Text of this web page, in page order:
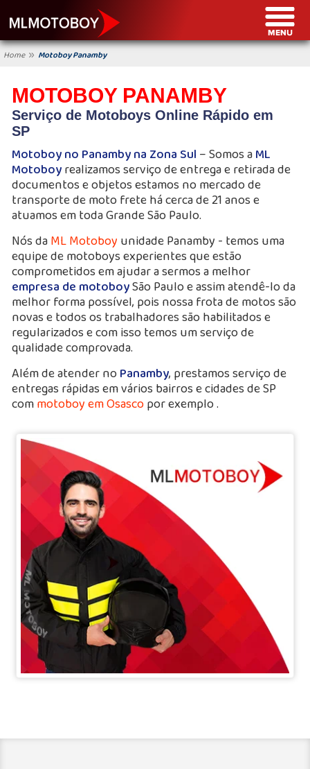
Home » Motoboy Panamby
MOTOBOY PANAMBY
Serviço de Motoboys Online Rápido em
SP
Motoboy no Panamby na Zona Sul – Somos aML
Motoboyrealizamos serviço de entrega e retirada de
documentos e objetos estamos no mercado de
transporte de moto frete há cerca de 21 anos e
atuamos em toda Grande São Paulo.
Nós daML Motoboy unidade Panamby - temos uma
equipe de motoboys experientes que estão
comprometidos em ajudar a sermos a melhor
empresa de motoboySão Paulo e assim atendê-lo da
melhor forma possível, pois nossa frota de motos são
novas e todos os trabalhadores são habilitados e
regularizados e com isso temos um serviço de
qualidade comprovada.
Além de atender noPanamby, prestamos serviço de
entregas rápidas em vários bairros e cidades de SP
commotoboy em Osascopor exemplo .